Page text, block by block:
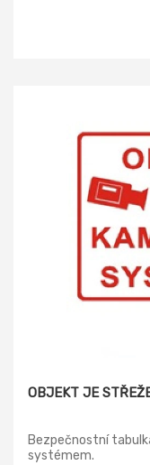
OBJEKT JE
Bezpečnostní
systémem.